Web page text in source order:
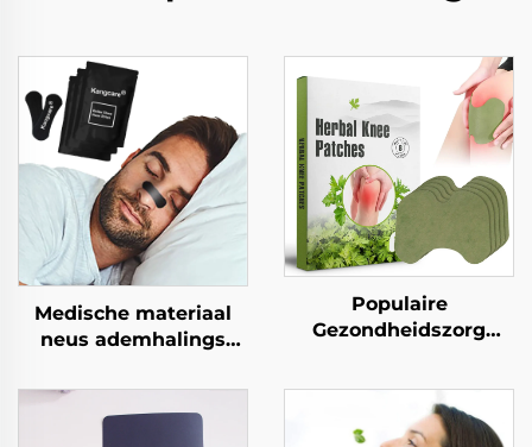
Medische materiaal
neus ademhalings
sport sterke lijm neus
strips voor snurken
Populaire
Gezondheidszorg
Opluchtingsplakkaat
Kruidige